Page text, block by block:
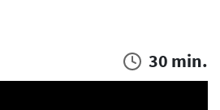
30 min.